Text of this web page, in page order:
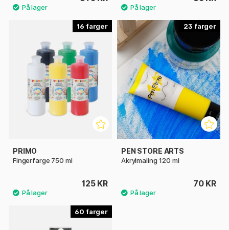
16
PRIMO
Fingerfarge 750 ml
125 KR
23
PEN STORE ARTS
Akrylmaling 120 ml
70 KR
60